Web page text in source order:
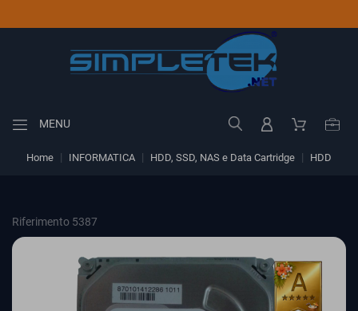
MENU
Home INFORMATICA HDD, SSD, NAS e Data Cartridge HDD
Riferimento 5387